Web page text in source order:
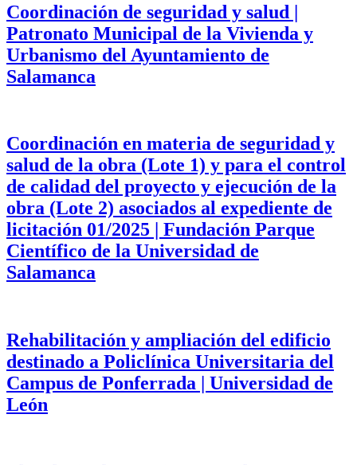
Coordinación de seguridad y salud |
Patronato Municipal de la Vivienda y
Urbanismo del Ayuntamiento de
Salamanca
Coordinación en materia de seguridad y
salud de la obra (Lote 1) y para el control
de calidad del proyecto y ejecución de la
obra (Lote 2) asociados al expediente de
licitación 01/2025 | Fundación Parque
Científico de la Universidad de
Salamanca
Rehabilitación y ampliación del edificio
destinado a Policlínica Universitaria del
Campus de Ponferrada | Universidad de
León